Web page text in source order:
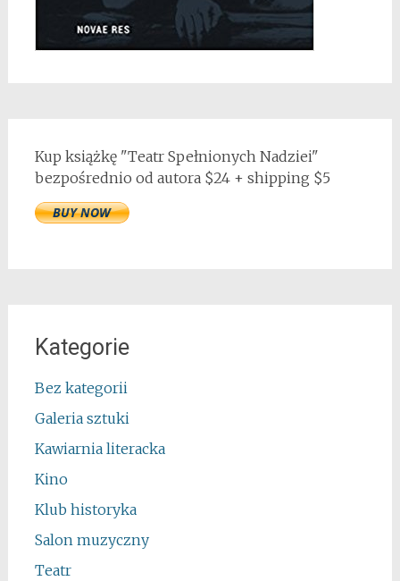
Kup książkę "Teatr Spełnionych Nadziei"
bezpośrednio od autora $24 + shipping $5
Kategorie
Bez kategorii
Galeria sztuki
Kawiarnia literacka
Kino
Klub historyka
Salon muzyczny
Teatr